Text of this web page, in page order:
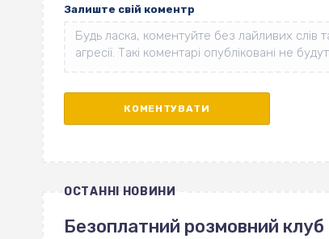
Залиште свій коментр
ОСТАННІ НОВИНИ
Безоплатний розмовний клуб